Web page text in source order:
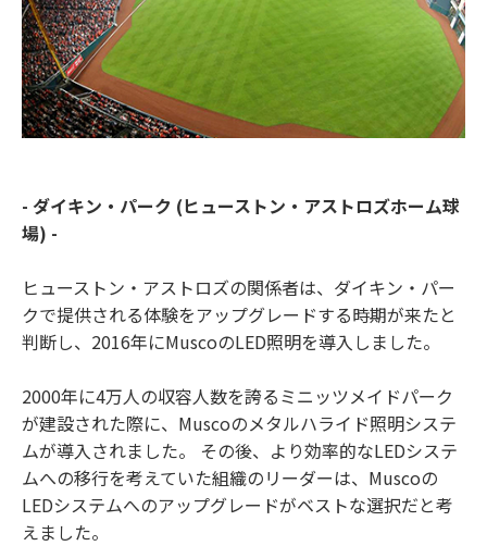
- ダイキン・パーク (ヒューストン・アストロズホーム球
場) -
ヒューストン・アストロズの関係者は、ダイキン・パー
クで提供される体験をアップグレードする時期が来たと
判断し、2016年にMuscoのLED照明を導入しました。
2000年に4万人の収容人数を誇るミニッツメイドパーク
が建設された際に、Muscoのメタルハライド照明システ
ムが導入されました。 その後、より効率的なLEDシステ
ムへの移行を考えていた組織のリーダーは、Muscoの
LEDシステムへのアップグレードがベストな選択だと考
えました。